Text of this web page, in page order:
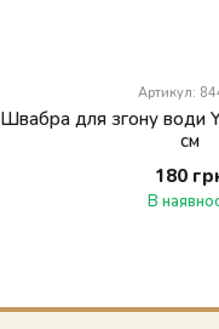
Артикул:
Швабра для згону води
см
180
В